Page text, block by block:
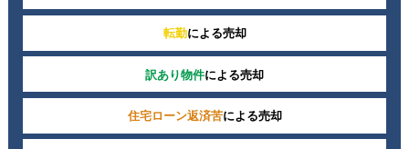
転勤による売却
訳あり物件による売却
住宅ローン返済苦による売却